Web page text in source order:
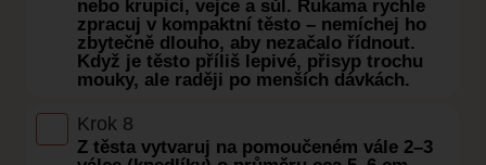
nebo krupici, vejce a sůl. Rukama rychle
zpracuj v kompaktní těsto – nemíchej ho
zbytečně dlouho, aby nezačalo řídnout.
Když je těsto příliš lepivé, přisyp trochu
mouky, ale raději po menších dávkách.
Krok 8
Z těsta vytvaruj na pomoučeném vále 2–3